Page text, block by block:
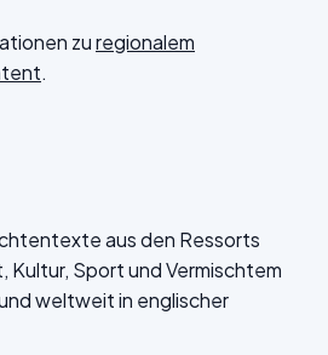
zuregionalem
.
aus den Ressorts
Kultur, Sport und Vermischtem
weltweit in englischer